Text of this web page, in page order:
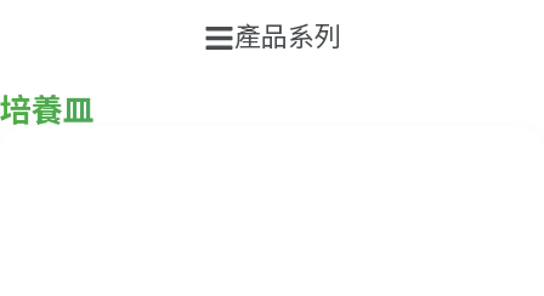
Main
產品系列
培養皿